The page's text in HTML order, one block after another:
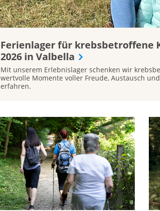
Ferienlager für krebsbetroffene
2026 in Valbella
Mit unserem Erlebnislager schenken wir
wertvolle Momente voller Freude, Austausch
erfahren.